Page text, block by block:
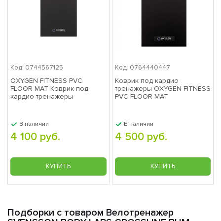
Показания консоли
пульс, фитнес-тест (Recovery)
программ
программы отсутствуют
Тренировочные
программы
программы
Пользовательские
Ватт-программы
8 положений магнитной
Мультимедиа
нет
Код: 0744567125
OXYGEN FITNESS PVC
FLOOR MAT Коврик под
кардио тренажеры
В наличии
4 100 руб.
КУПИТЬ
Код: 0764440447
Коврик под кардио
тренажеры OXYGEN FITNESS
PVC FLOOR MAT
В наличии
4 500 руб.
КУПИТЬ
Подборки с товаром Велотренажер